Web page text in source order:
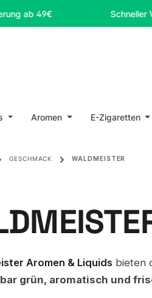
springen
49€ Schneller Versand
Aromen E-Zigaretten
GESCHMACK WALDMEISTER
Aromen & Liquidsbieten
grün, aromatisch und